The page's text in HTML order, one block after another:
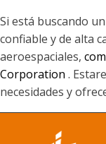
Si está buscando
confiable y de alta
aeroespaciales,
Corporation .
necesidades y